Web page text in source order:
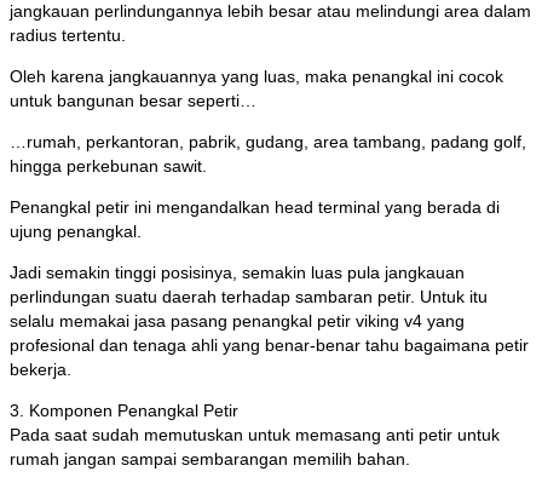
jangkauan perlindungannya lebih besar atau melindungi area dalam
radius tertentu.
Oleh karena jangkauannya yang luas, maka penangkal ini cocok
untuk bangunan besar seperti…
…rumah, perkantoran, pabrik, gudang, area tambang, padang golf,
hingga perkebunan sawit.
Penangkal petir ini mengandalkan head terminal yang berada di
ujung penangkal.
Jadi semakin tinggi posisinya, semakin luas pula jangkauan
perlindungan suatu daerah terhadap sambaran petir. Untuk itu
selalu memakai jasa pasang penangkal petir viking v4 yang
profesional dan tenaga ahli yang benar-benar tahu bagaimana petir
bekerja.
3. Komponen Penangkal Petir
Pada saat sudah memutuskan untuk memasang anti petir untuk
rumah jangan sampai sembarangan memilih bahan.